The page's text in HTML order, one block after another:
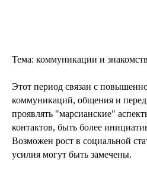
Тема: коммуникации и
Этот период связан с
коммуникаций, общения и
проявлять "марсианские"
контактов, быть более
Возможен рост в социальной
усилия могут быть замечены.